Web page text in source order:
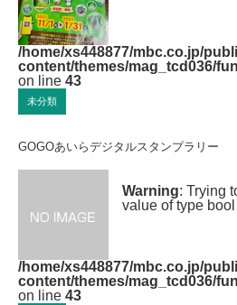
/home/xs448877/mbc.co.jp/
content/themes/mag_tcd036/
on line 43
未分類
GOGOあいらデジタルスタンプラリー
Warning: Trying
value of type
/home/xs448877/mbc.co.jp/
content/themes/mag_tcd036/
on line 43